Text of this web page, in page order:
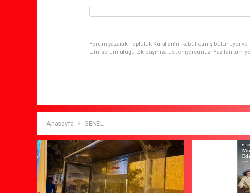
Yorum yazarak Topluluk Kuralları’nı kabul etmiş bulunuyor
tüm sorumluluğu tek başınıza üstleniyorsunuz. Yazılan
Anasayfa GENEL